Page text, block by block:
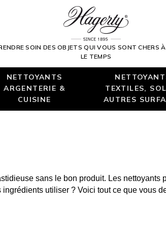
SOIN DES OBJETS QUI VOUS SONT CHERS
LE TEMPS
NETTOYANTS
ARGENTERIE &
CUISINE
TEXTILES,
AUTRES
sans le bon produit. Les
utiliser ? Voici tout ce que vous